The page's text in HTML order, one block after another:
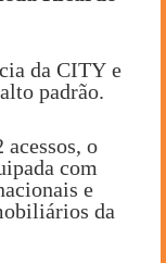
da CITY e
padrão.
acessos, o
com
e
da